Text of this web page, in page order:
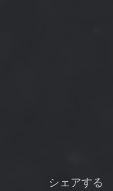
シェアする